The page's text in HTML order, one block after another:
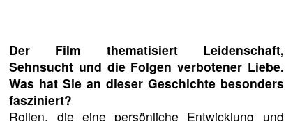
Der Film thematisiert Leidenschaft,
Sehnsucht und die Folgen verbotener Liebe.
Was hat Sie an dieser Geschichte besonders
fasziniert?
Rollen, die eine persönliche Entwicklung und